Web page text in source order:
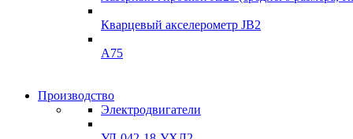
Кварцевый акселерометр JB2
A75
Склад
Производство
Электродвигатели